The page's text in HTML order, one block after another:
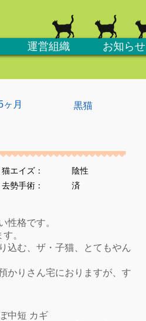
運営組織 お知らせ
ヶ月 黒猫
猫エイズ：
陰性
​去勢手術：
済
性格です。
。
込む、ザ・子猫、とてもやん
かりさん宅におりますが、す
中短 カギ